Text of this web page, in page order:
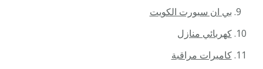
بي ان سبورت الكويت
كهربائي منازل
كاميرات مراقبة